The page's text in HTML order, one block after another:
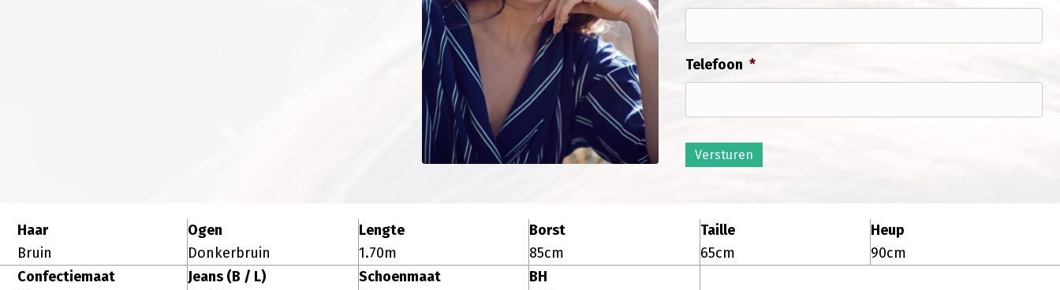
Telefoon *
Versturen
Haar
Bruin
Ogen
Donkerbruin
Lengte
1.70m
Borst
85cm
Taille
65cm
Heup
90cm
Confectiemaat
Jeans (B / L)
Schoenmaat
BH